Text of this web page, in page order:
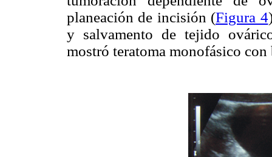
planeación de incisión (Figura 4
y salvamento de tejido
mostró teratoma monofásico